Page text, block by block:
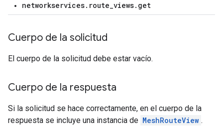
networkservices.route_views.get
Cuerpo de la solicitud
El cuerpo de la solicitud debe estar vacío.
Cuerpo de la respuesta
Si la solicitud se hace correctamente, en el cuerpo de la
respuesta se incluye una instancia de MeshRouteView .